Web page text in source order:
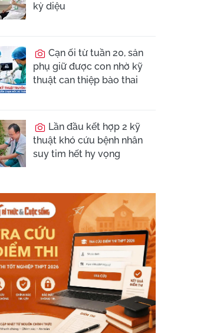
kỳ diệu
Cạn ối từ tuần 20, sản
phụ giữ được con nhờ kỹ
thuật can thiệp bào thai
Lần đầu kết hợp 2 kỹ
thuật khó cứu bệnh nhân
suy tim hết hy vọng